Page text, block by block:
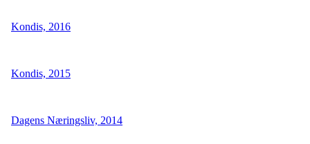
Kondis, 2016
Kondis, 2015
Dagens Næringsliv, 2014